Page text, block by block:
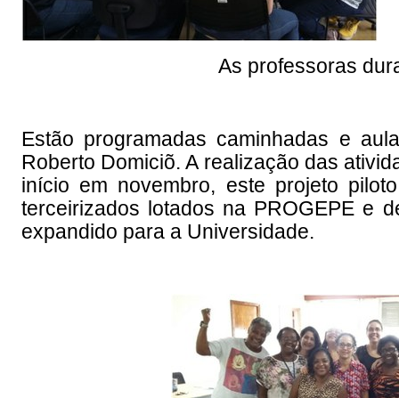
As professoras
Estão programadas caminhadas e
Roberto Domiciõ. A realização das
início em novembro, este projeto
terceirizados lotados na PROGEPE e
expandido para a Universidade.